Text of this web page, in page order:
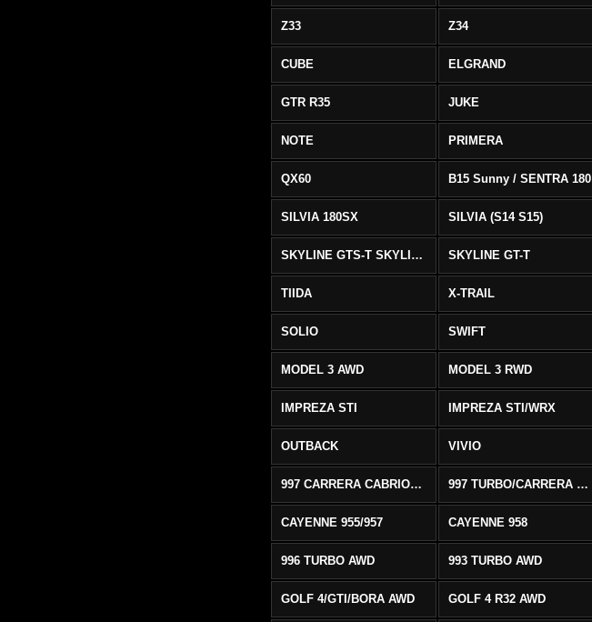
Z33 Z34
CUBE ELGRAND
GTR R35 JUKE
NOTE PRIMERA
QX60 B15 Sunny / SENTRA 180
SILVIA 180SX SILVIA (S14 S15)
SKYLINE GTS-T SKYLINE GTS-T SKYLINE GT-T
TIIDA X-TRAIL
SOLIO SWIFT
MODEL 3 AWD MODEL 3 RWD
IMPREZA STI IMPREZA STI/WRX
OUTBACK VIVIO
997 CARRERA CABRIOLET 2/S 997 TURBO/CARRERA 4/4S AWD
CAYENNE 955/957 CAYENNE 958
996 TURBO AWD 993 TURBO AWD
GOLF 4/GTI/BORA AWD GOLF 4 R32 AWD